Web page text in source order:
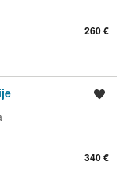
260 €
340 €